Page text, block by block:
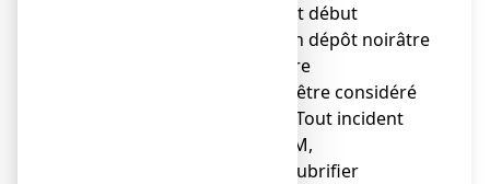
dysfonctionnement. Tout début
d'inflammation, tel qu'un dépôt noirâtre
à l'intérieur de la tubulure
d'oxygénothérapie, doit être considéré
comme un coup de feu. Tout incident
doit être déclaré à l'ANSM,
● ne jamais graisser ou lubrifier